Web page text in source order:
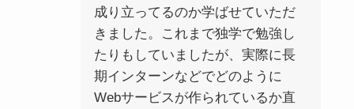
成り立ってるのか学ばせていただ
きました。これまで独学で勉強し
たりもしていましたが、実際に長
期インターンなどでどのように
Webサービスが作られているか直